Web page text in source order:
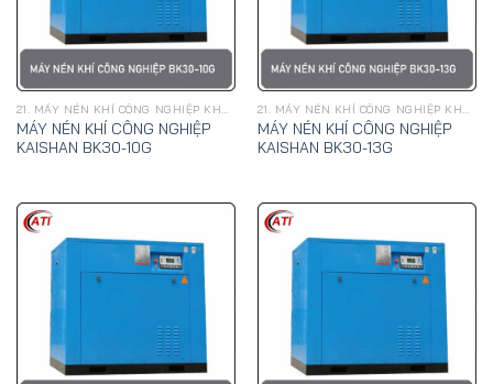
21. MÁY NÉN KHÍ CÔNG NGHIỆP KHAI SƠN
MÁY NÉN KHÍ CÔNG NGHIỆP
KAISHAN BK30-10G
21. MÁY NÉN KHÍ CÔNG NGHIỆP KHAI SƠN
MÁY NÉN KHÍ CÔNG NGHIỆP
KAISHAN BK30-13G